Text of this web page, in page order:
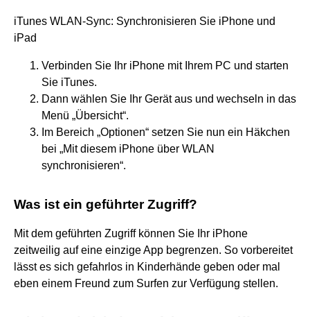
iTunes WLAN-Sync: Synchronisieren Sie iPhone und
iPad
Verbinden Sie Ihr iPhone mit Ihrem PC und starten
Sie iTunes.
Dann wählen Sie Ihr Gerät aus und wechseln in das
Menü „Übersicht“.
Im Bereich „Optionen“ setzen Sie nun ein Häkchen
bei „Mit diesem iPhone über WLAN
synchronisieren“.
Was ist ein geführter Zugriff?
Mit dem geführten Zugriff können Sie Ihr iPhone
zeitweilig auf eine einzige App begrenzen. So vorbereitet
lässt es sich gefahrlos in Kinderhände geben oder mal
eben einem Freund zum Surfen zur Verfügung stellen.